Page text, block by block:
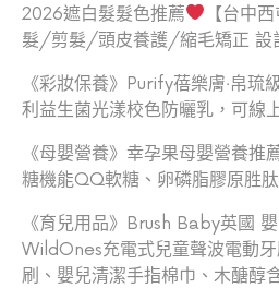
2026遮白髮髮色推薦
【台中
髮/剪髮/頭皮養護/縮毛矯正 設
《彩妝保養》Purify蓓樂膚‧帛琉
利益生菌光漾校色防曬乳，可線
《母嬰營養》幸孕果母嬰營養推
糖機能QQ軟糖、卵磷脂膠原胜
《育兒用品》Brush Baby英國
WildOnes充電式兒童聲波電動
刷、嬰兒清潔手指棉巾、木醣醇